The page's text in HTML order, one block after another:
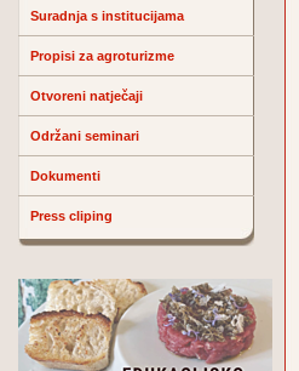
Suradnja s institucijama
Propisi za agroturizme
Otvoreni natječaji
Održani seminari
Dokumenti
Press cliping